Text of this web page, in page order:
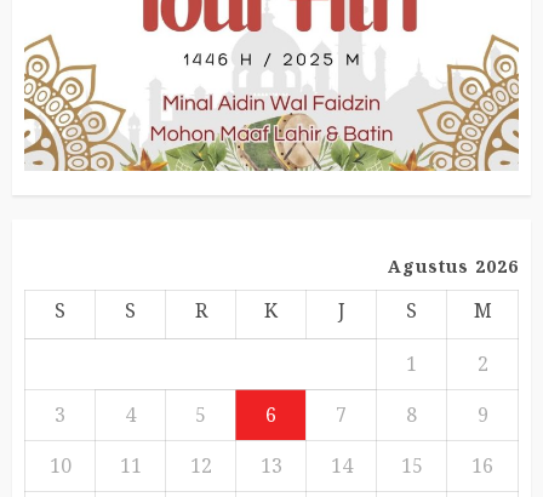
Agustus 2026
S S R K J S
M
1
2
3
4 5 6 7 8
9
10
11 12 13 14 15
16